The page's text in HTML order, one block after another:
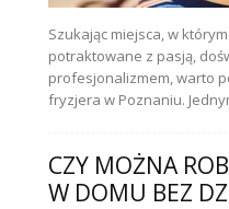
Szukając miejsca, w
potraktowane z pasją,
profesjonalizmem, warto
fryzjera w Poznaniu.
CZY MOŻNA
W DOMU BEZ